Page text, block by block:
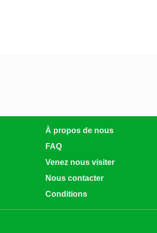
À propos de nous
FAQ
Venez nous visiter
Nous contacter
Conditions